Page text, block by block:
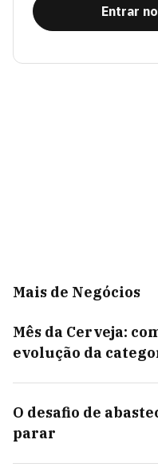
Entrar
Mais de Negócios
Mês da Cerveja:
evolução da
O desafio de
parar